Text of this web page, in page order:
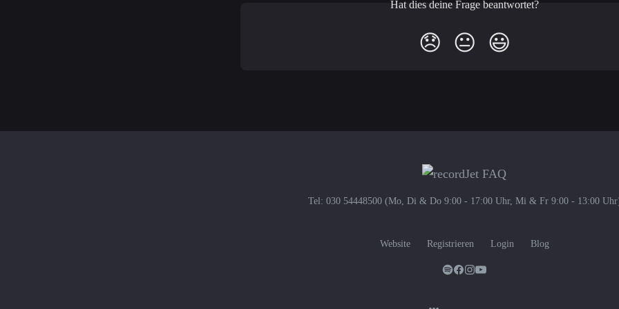
Hat dies deine Frage beantwortet?
😞 😐 😃
Tel: 030 54448500 (Mo, Di & Do 9:00 - 17:00 Uhr, Mi & Fr 9:00 - 13:00
Website Registrieren Login Blog